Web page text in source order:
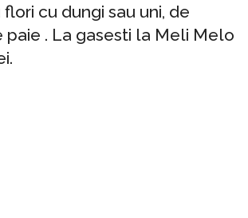
cu dungi sau uni, de
paie . La gasesti la Meli Melo